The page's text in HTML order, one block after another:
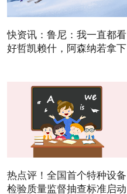
快资讯：鲁尼：我一直都看
好哲凯赖什，阿森纳若拿下
热点评！全国首个特种设备
检验质量监督抽查标准启动